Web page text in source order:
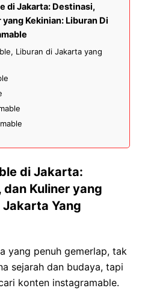
di Jakarta: Destinasi,
Kekinian: Liburan Di
Liburan di Jakarta yang
di Jakarta:
Kuliner yang
Jakarta Yang
yang penuh gemerlap, tak
sejarah dan budaya, tapi
konten instagramable.